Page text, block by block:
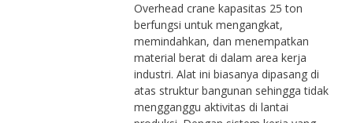
Overhead crane kapasitas 25 ton
berfungsi untuk mengangkat,
memindahkan, dan menempatkan
material berat di dalam area kerja
industri. Alat ini biasanya dipasang di
atas struktur bangunan sehingga tidak
mengganggu aktivitas di lantai